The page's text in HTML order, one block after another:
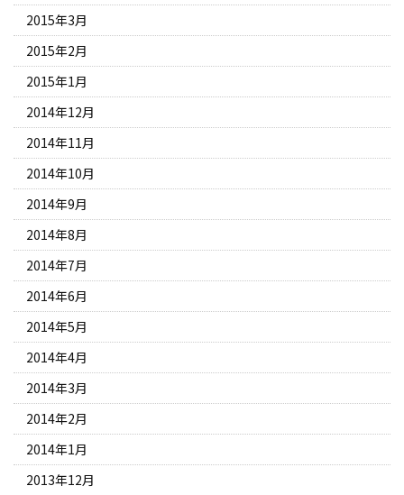
2015年3月
2015年2月
2015年1月
2014年12月
2014年11月
2014年10月
2014年9月
2014年8月
2014年7月
2014年6月
2014年5月
2014年4月
2014年3月
2014年2月
2014年1月
2013年12月